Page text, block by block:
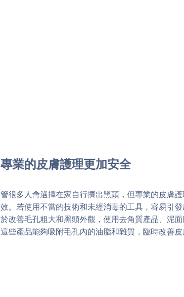
專業的皮膚護理更加安全
管很多人會選擇在家自行擠出黑頭，但專業的皮膚
效。若使用不當的技術和未經消毒的工具，容易引
於改善毛孔粗大和黑頭外觀，使用去角質產品、泥面
這些產品能夠吸附毛孔內的油脂和雜質，臨時改善皮